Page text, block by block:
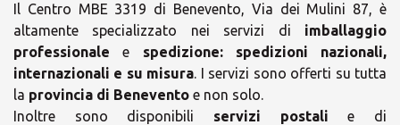
Il Centro MBE 3319 di Benevento, Via dei Mulini 87, è
altamente specializzato nei servizi di imballaggio
professionale e spedizione:
spedizioni nazionali,
internazionali e su misura. I servizi sono offerti su tutta
la provincia di Benevento e non solo.
Inoltre sono disponibili servizi postali e di